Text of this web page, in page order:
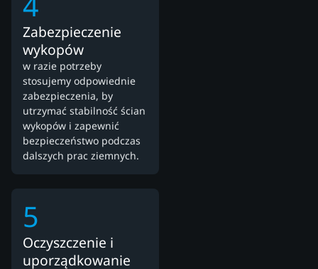
Zabezpieczenie
wykopów
w razie potrzeby
stosujemy odpowiednie
zabezpieczenia, by
utrzymać stabilność ścian
wykopów i zapewnić
bezpieczeństwo podczas
dalszych prac ziemnych.
5
Oczyszczenie i
uporządkowanie